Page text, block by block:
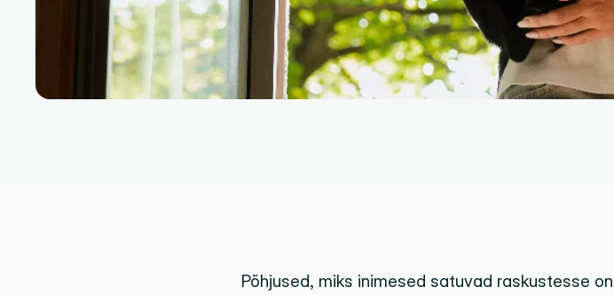
Põhjused, miks inimesed satuvad raskustesse